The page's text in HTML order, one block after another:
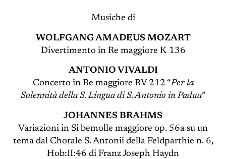
Musiche di
WOLFGANG AMADEUS MOZART
Divertimento in Re maggiore K 136
ANTONIO VIVALDI
Concerto in Re maggiore RV 212 “Per la
Solennità della S. Lingua di S. Antonio in Padua”
JOHANNES BRAHMS
Variazioni in Si bemolle maggiore op. 56a su un
tema dal Chorale S. Antonii della Feldparthie n. 6,
Hob:II:46 di Franz Joseph Haydn